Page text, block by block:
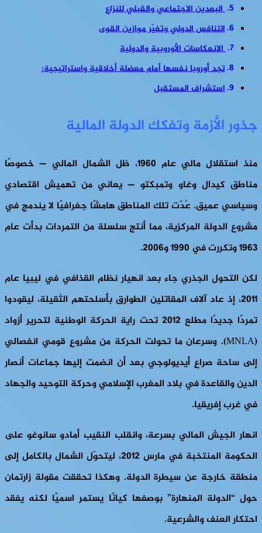
البعدين الاجتماعي والقبلي للنزاع
التنافس الدولي وتغيّر موازين القوى
الانعكاسات الأوروبية والدولية
تجد أوروبا نفسها أمام معضلة أخلاقية واستراتيجية:
استشراف المستقبل
جذور الأزمة وتفكك الدولة المالية
منذ استقلال مالي عام 1960، ظل الشمال المالي — خصوصًا
مناطق كيدال وغاو وتمبكتو — يعاني من تهميش اقتصادي
وسياسي عميق. عُدّت تلك المناطق هامشًا جغرافيًا لا يندمج في
مشروع الدولة المركزية، مما أنتج سلسلة من التمردات بدأت عام
1963 وتكررت في 1990 و2006.
لكن التحول الجذري جاء بعد انهيار نظام القذافي في ليبيا عام
2011، إذ عاد آلاف المقاتلين الطوارق بأسلحتهم الثقيلة، ليقودوا
تمردًا جديدًا مطلع 2012 تحت راية الحركة الوطنية لتحرير أزواد
(MNLA). وسرعان ما تحولت الحركة من مشروعٍ قومي انفصالي
إلى ساحة صراعٍ أيديولوجي بعد أن انضمت إليها جماعات أنصار
الدين والقاعدة في بلاد المغرب الإسلامي وحركة التوحيد والجهاد
في غرب إفريقيا.
انهار الجيش المالي بسرعة، وانقلب النقيب أمادو سانوغو على
الحكومة المنتخبة في مارس 2012، ليتحوّل الشمال بالكامل إلى
منطقة خارجة عن سيطرة الدولة. وهكذا تحققت مقولة زارتمان
حول “الدولة المنهارة” بوصفها كيانًا يستمر اسميًا لكنه يفقد
احتكار العنف والشرعية.